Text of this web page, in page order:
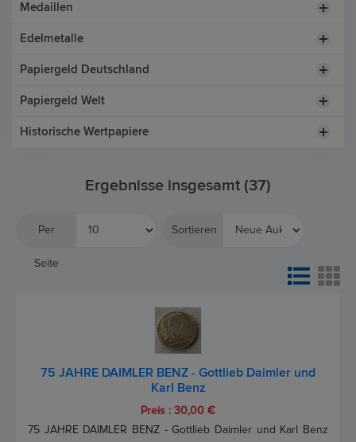
Medaillen
Edelmetalle
Papiergeld Deutschland
Papiergeld Welt
Historische Wertpapiere
Ergebnisse insgesamt (37)
Per
Seite
Sortieren
75 JAHRE DAIMLER BENZ - Gottlieb Daimler und
Karl Benz
Preis : 30,00 €
75 JAHRE DAIMLER BENZ - Gottlieb Daimler und Karl Benz